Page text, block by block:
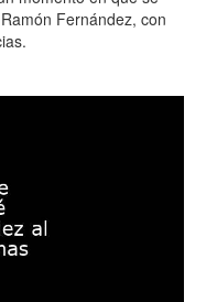
Fernández, con